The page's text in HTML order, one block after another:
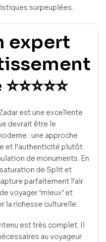
surpeuplées.
expert
est une excellente
devrait être le
: une approche
et l’authenticité plutôt
de monuments. En
de Split et
parfaitement l’air
voyager ‘mieux’ et
la richesse culturelle.
est très complet. Il
au voyageur